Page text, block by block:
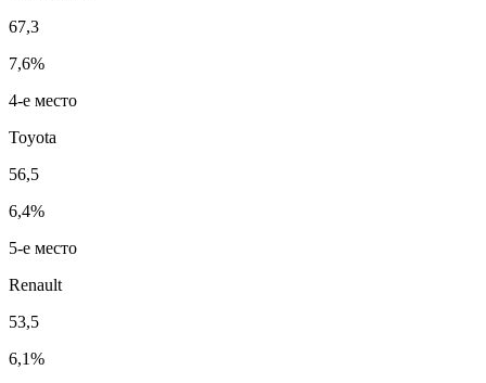
67,3
7,6%
4-е место
Toyota
56,5
6,4%
5-е место
Renault
53,5
6,1%